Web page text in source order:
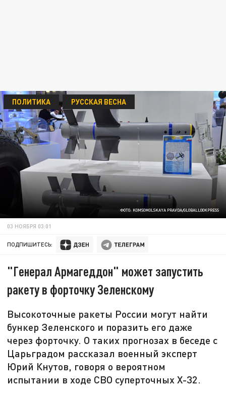
ФОТО: KOMSOMOLSKAYA PRAVDA/GLOBALLOOKPRESS
ПОЛИТИКА РУССКАЯ ВЕСНА
03 НОЯБРЯ 03:01
ПОДПИШИТЕСЬ:
"Генерал Армагеддон" может запустить
ракету в форточку Зеленскому
Высокоточные ракеты России могут найти
бункер Зеленского и поразить его даже
через форточку. О таких прогнозах в беседе с
Царьградом рассказал военный эксперт
Юрий Кнутов, говоря о вероятном
испытании в ходе СВО суперточных Х-32.